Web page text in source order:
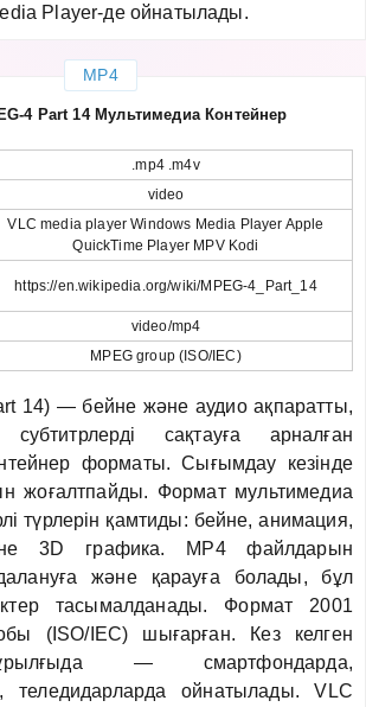
Player-де ойнатылады.
MP4
4 Part 14 Мультимедиа Контейнер
.mp4 .m4v
video
VLC media player Windows Media Player Apple
QuickTime Player MPV Kodi
https://en.wikipedia.org/wiki/MPEG-4_Part_14
video/mp4
MPEG group (ISO/IEC)
14) — бейне және аудио ақпаратты,
сақтауға арналған
форматы. Сығымдау кезінде
жоғалтпайды. Формат мультимедиа
түрлерін қамтиды: бейне, анимация,
3D графика. MP4 файлдарын
және қарауға болады, бұл
тасымалданады. Формат 2001
(ISO/IEC) шығарған. Кез келген
— смартфондарда,
теледидарларда ойнатылады. VLC